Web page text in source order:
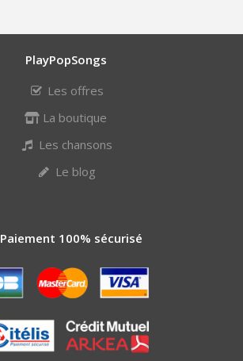
PlayPopSongs
Les offres
La boutique
Les chansons
Le blog
Paiement 100% sécurisé